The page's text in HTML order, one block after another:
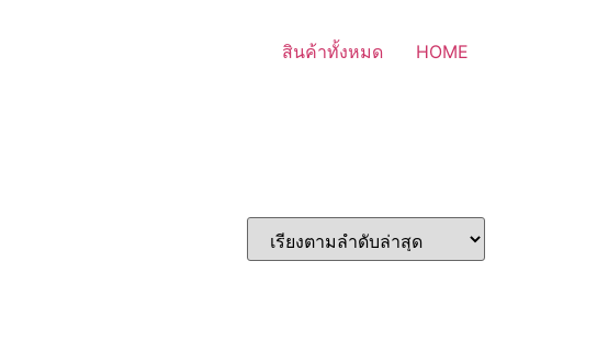
สินค้าทั้งหมด HOME